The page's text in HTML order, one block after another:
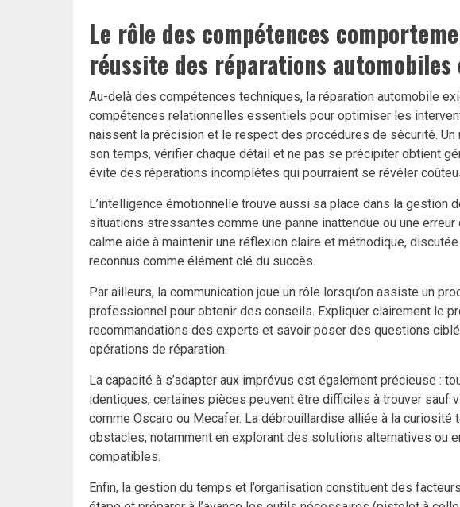
Le rôle des compétences
réussite des réparations automobiles
Au-delà des compétences techniques, la réparation automobile
compétences relationnelles essentiels pour optimiser les
naissent la précision et le respect des procédures de sécurité. Un
son temps, vérifier chaque détail et ne pas se précipiter obtient
évite des réparations incomplètes qui pourraient se révéler
L’intelligence émotionnelle trouve aussi sa place dans la gestion
situations stressantes comme une panne inattendue ou une
calme aide à maintenir une réflexion claire et méthodique,
reconnus comme élément clé du succès.
Par ailleurs, la communication joue un rôle lorsqu’on assiste un
professionnel pour obtenir des conseils. Expliquer clairement le
recommandations des experts et savoir poser des questions
opérations de réparation.
La capacité à s’adapter aux imprévus est également précieuse :
identiques, certaines pièces peuvent être difficiles à trouver sauf
comme Oscaro ou Mecafer. La débrouillardise alliée à la curiosité
obstacles, notamment en explorant des solutions alternatives ou
compatibles.
Enfin, la gestion du temps et l’organisation constituent des